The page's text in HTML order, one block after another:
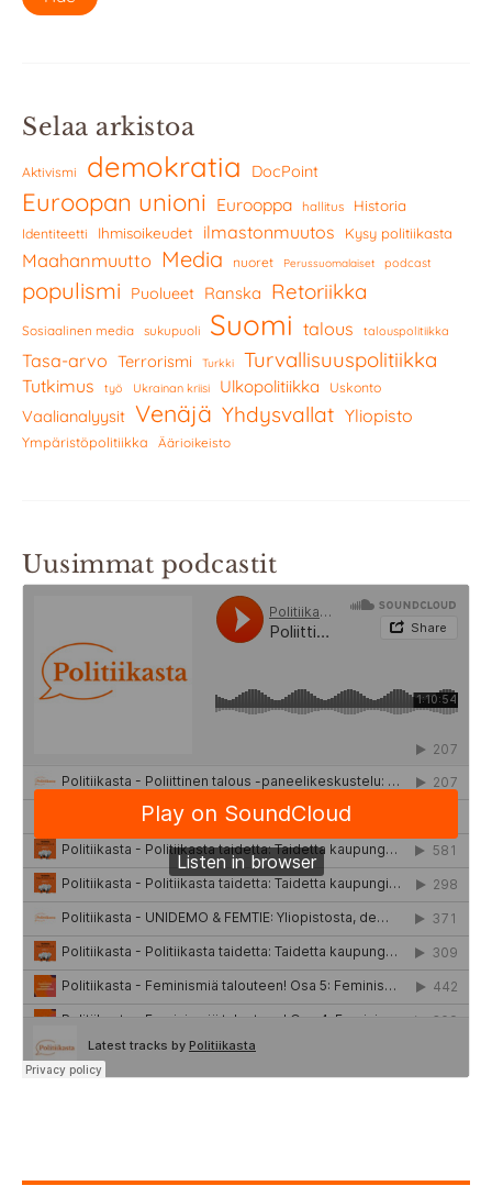
Selaa arkistoa
Aktivismi demokratia DocPoint
Euroopan unioni Eurooppa hallitus Historia
Identiteetti Ihmisoikeudet ilmastonmuutos Kysy politiikasta
Maahanmuutto Media nuoret Perussuomalaiset podcast
populismi Puolueet Ranska Retoriikka
Sosiaalinen media sukupuoli Suomi talous talouspolitiikka
Tasa-arvo Terrorismi Turkki Turvallisuuspolitiikka
Tutkimus työ Ukrainan kriisi Ulkopolitiikka Uskonto
Vaalianalyysit Venäjä Yhdysvallat Yliopisto
Ympäristöpolitiikka Äärioikeisto
Uusimmat podcastit